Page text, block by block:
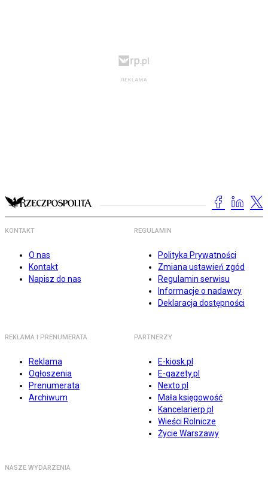
KONTAKT
O nas
Kontakt
Napisz do nas
REGULAMIN
Polityka Prywatności
Zmiana ustawień zgód
Regulamin serwisu
Informacje o nadawcy
Deklaracja dostępności
REKLAMA I PRENUMERATA
Reklama
Ogłoszenia
Prenumerata
Archiwum
PARTNERZY
E-kiosk.pl
E-gazety.pl
Nexto.pl
Mała księgowość
Kancelarierp.pl
Wieści Rolnicze
Życie Warszawy
NASZE WYDARZENIA